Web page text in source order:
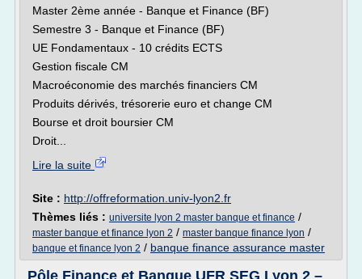
Master 2ème année - Banque et Finance (BF)
Semestre 3 - Banque et Finance (BF)
UE Fondamentaux - 10 crédits ECTS
Gestion fiscale CM
Macroéconomie des marchés financiers CM
Produits dérivés, trésorerie euro et change CM
Bourse et droit boursier CM
Droit...
Lire la suite
Site : http://offreformation.univ-lyon2.fr
Thèmes liés : universite lyon 2 master banque et finance /
master banque et finance lyon 2 / master banque finance lyon /
banque et finance lyon 2 / banque finance assurance master
Pôle Finance et Banque UFR SEG Lyon 2 –